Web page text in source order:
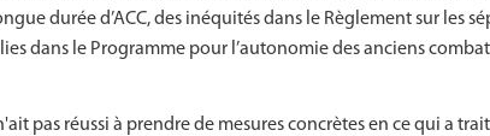
durée d’ACC, des inéquités dans le Règlement sur les
dans le Programme pour l’autonomie des anciens
pas réussi à prendre de mesures concrètes en ce qui a